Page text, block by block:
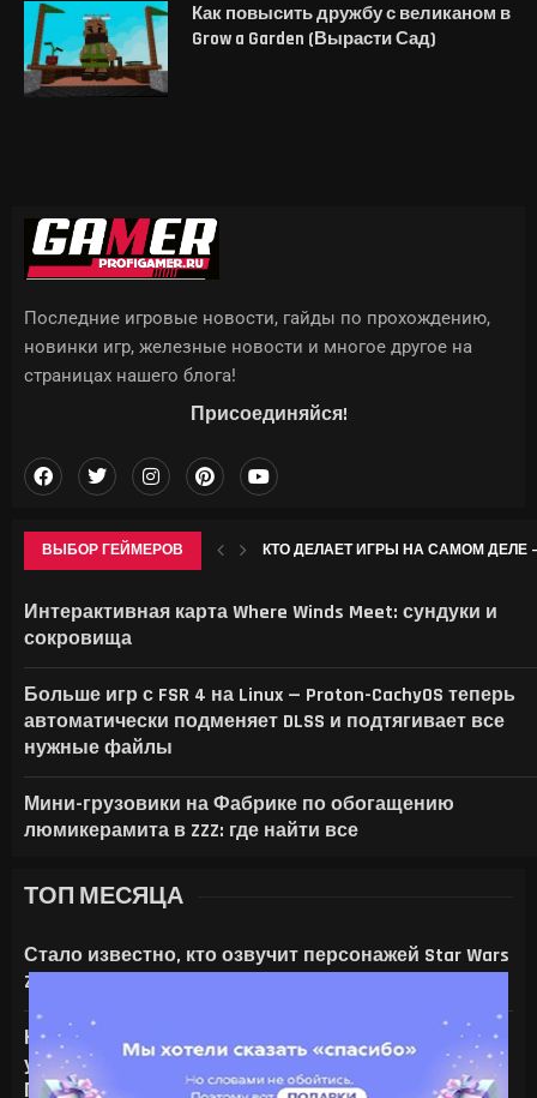
Как повысить дружбу с великаном в
Grow a Garden (Вырасти Сад)
ВЫБОР ГЕЙМЕРОВ КТО ДЕЛАЕТ ИГРЫ НА САМОМ ДЕЛЕ
Интерактивная карта Where Winds Meet: сундуки и
сокровища
Больше игр с FSR 4 на Linux — Proton-CachyOS теперь
автоматически подменяет DLSS и подтягивает все
нужные файлы
Мини-грузовики на Фабрике по обогащению
люмикерамита в ZZZ: где найти все
Последние игровые новости, гайды по прохождению,
новинки игр, железные новости и многое другое на
страницах нашего блога!
Присоединяйся!
ТОП МЕСЯЦА
Стало известно, кто озвучит персонажей Star Wars
Zero Company
На что только не идут ради ИИ — энтузиаст
установил серверную NVIDIA Tesla V100 в игровой
ПК с RTX 4080